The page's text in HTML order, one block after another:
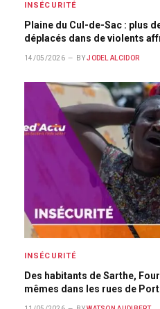
INSÉCURITÉ
Plaine du Cul-de-Sac : plus
déplacés dans de violents
14/05/2026 BY JODEL ALCIDOR
INSÉCURITÉ
Des habitants de Sarthe,
mêmes dans les rues de